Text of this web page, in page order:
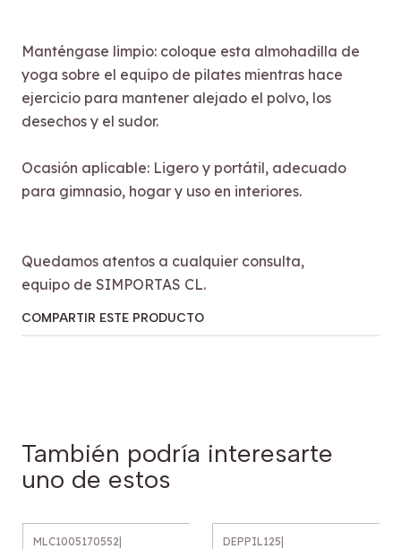
Manténgase limpio: coloque esta almohadilla de
yoga sobre el equipo de pilates mientras hace
ejercicio para mantener alejado el polvo, los
desechos y el sudor.
Ocasión aplicable: Ligero y portátil, adecuado
para gimnasio, hogar y uso en interiores.
Quedamos atentos a cualquier consulta,
equipo de SIMPORTAS CL.
COMPARTIR ESTE PRODUCTO
También podría interesarte
uno de estos
MLC1005170552 DEPPIL125